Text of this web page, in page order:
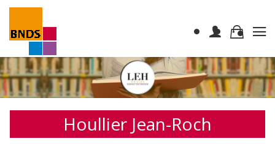
Houllier Jean-Roch